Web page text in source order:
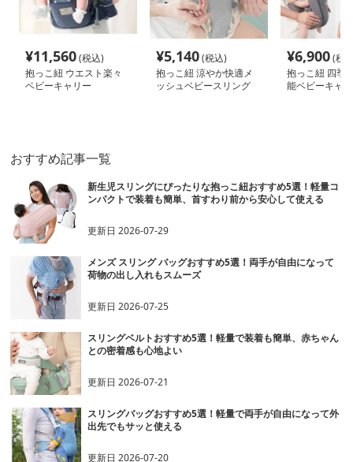
¥11,560(税込)
抱っこ紐 ウエスト楽々
ベビーキャリー
¥5,140(税込)
抱っこ紐 涼やか快適メ
ッシュベビースリング
¥6,900(税
抱っこ紐 四季
能ベビーキャ
おすすめ記事一覧
新生児スリングにぴったりな抱っこ紐おすすめ5選！軽量コ
ンパクトで装着も簡単、首すわり前から安心して使える
更新日2026-07-29
メンズ スリング バッグおすすめ5選！両手が自由になって
荷物の出し入れもスムーズ
更新日2026-07-25
スリングベルトおすすめ5選！軽量で装着も簡単、赤ちゃん
との密着感も心地よい
更新日2026-07-21
スリングバッグおすすめ5選！軽量で両手が自由になって外
出先でもサッと使える
更新日2026-07-20